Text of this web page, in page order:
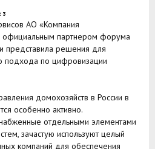
АО «Компания
официальным партнером форума
представила решения для
подхода по цифровизации
домохозяйств в России в
особенно активно.
отдельными элементами
зачастую используют целый
компаний для обеспечения